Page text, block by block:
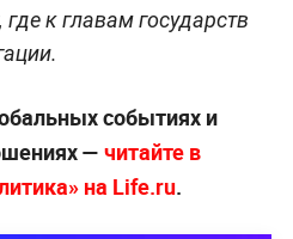
к главам государств
событиях и
— читайте в
на Life.ru.